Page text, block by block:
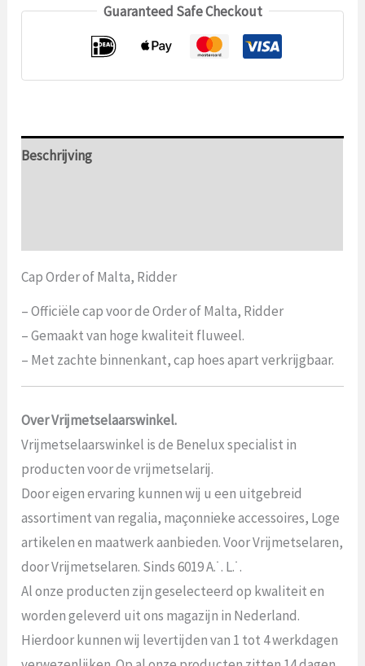
Guaranteed Safe Checkout
Beschrijving
Cap Order of Malta, Ridder
– Officiële cap voor de Order of Malta, Ridder
– Gemaakt van hoge kwaliteit fluweel.
– Met zachte binnenkant, cap hoes apart verkrijgbaar.
Over Vrijmetselaarswinkel.
Vrijmetselaarswinkel is de Benelux specialist in
producten voor de vrijmetselarij.
Door eigen ervaring kunnen wij u een uitgebreid
assortiment van regalia, maçonnieke accessoires, Loge
artikelen en maatwerk aanbieden. Voor Vrijmetselaren,
door Vrijmetselaren. Sinds 6019 A.˙. L.˙.
Al onze producten zijn geselecteerd op kwaliteit en
worden geleverd uit ons magazijn in Nederland.
Hierdoor kunnen wij levertijden van 1 tot 4 werkdagen